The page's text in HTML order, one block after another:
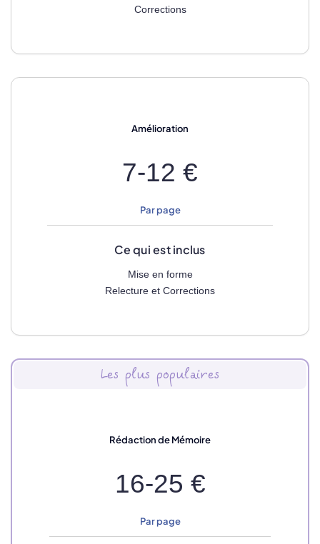
Corrections
Amélioration
7-12 €
Par page
Ce qui est inclus
Mise en forme
Relecture et Corrections
Les plus populaires
Rédaction de Mémoire
16-25 €
Par page